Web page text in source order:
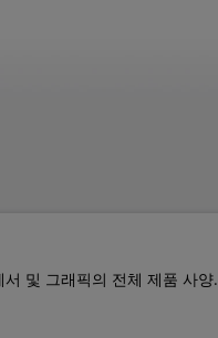
및 그래픽의 전체 제품 사양.